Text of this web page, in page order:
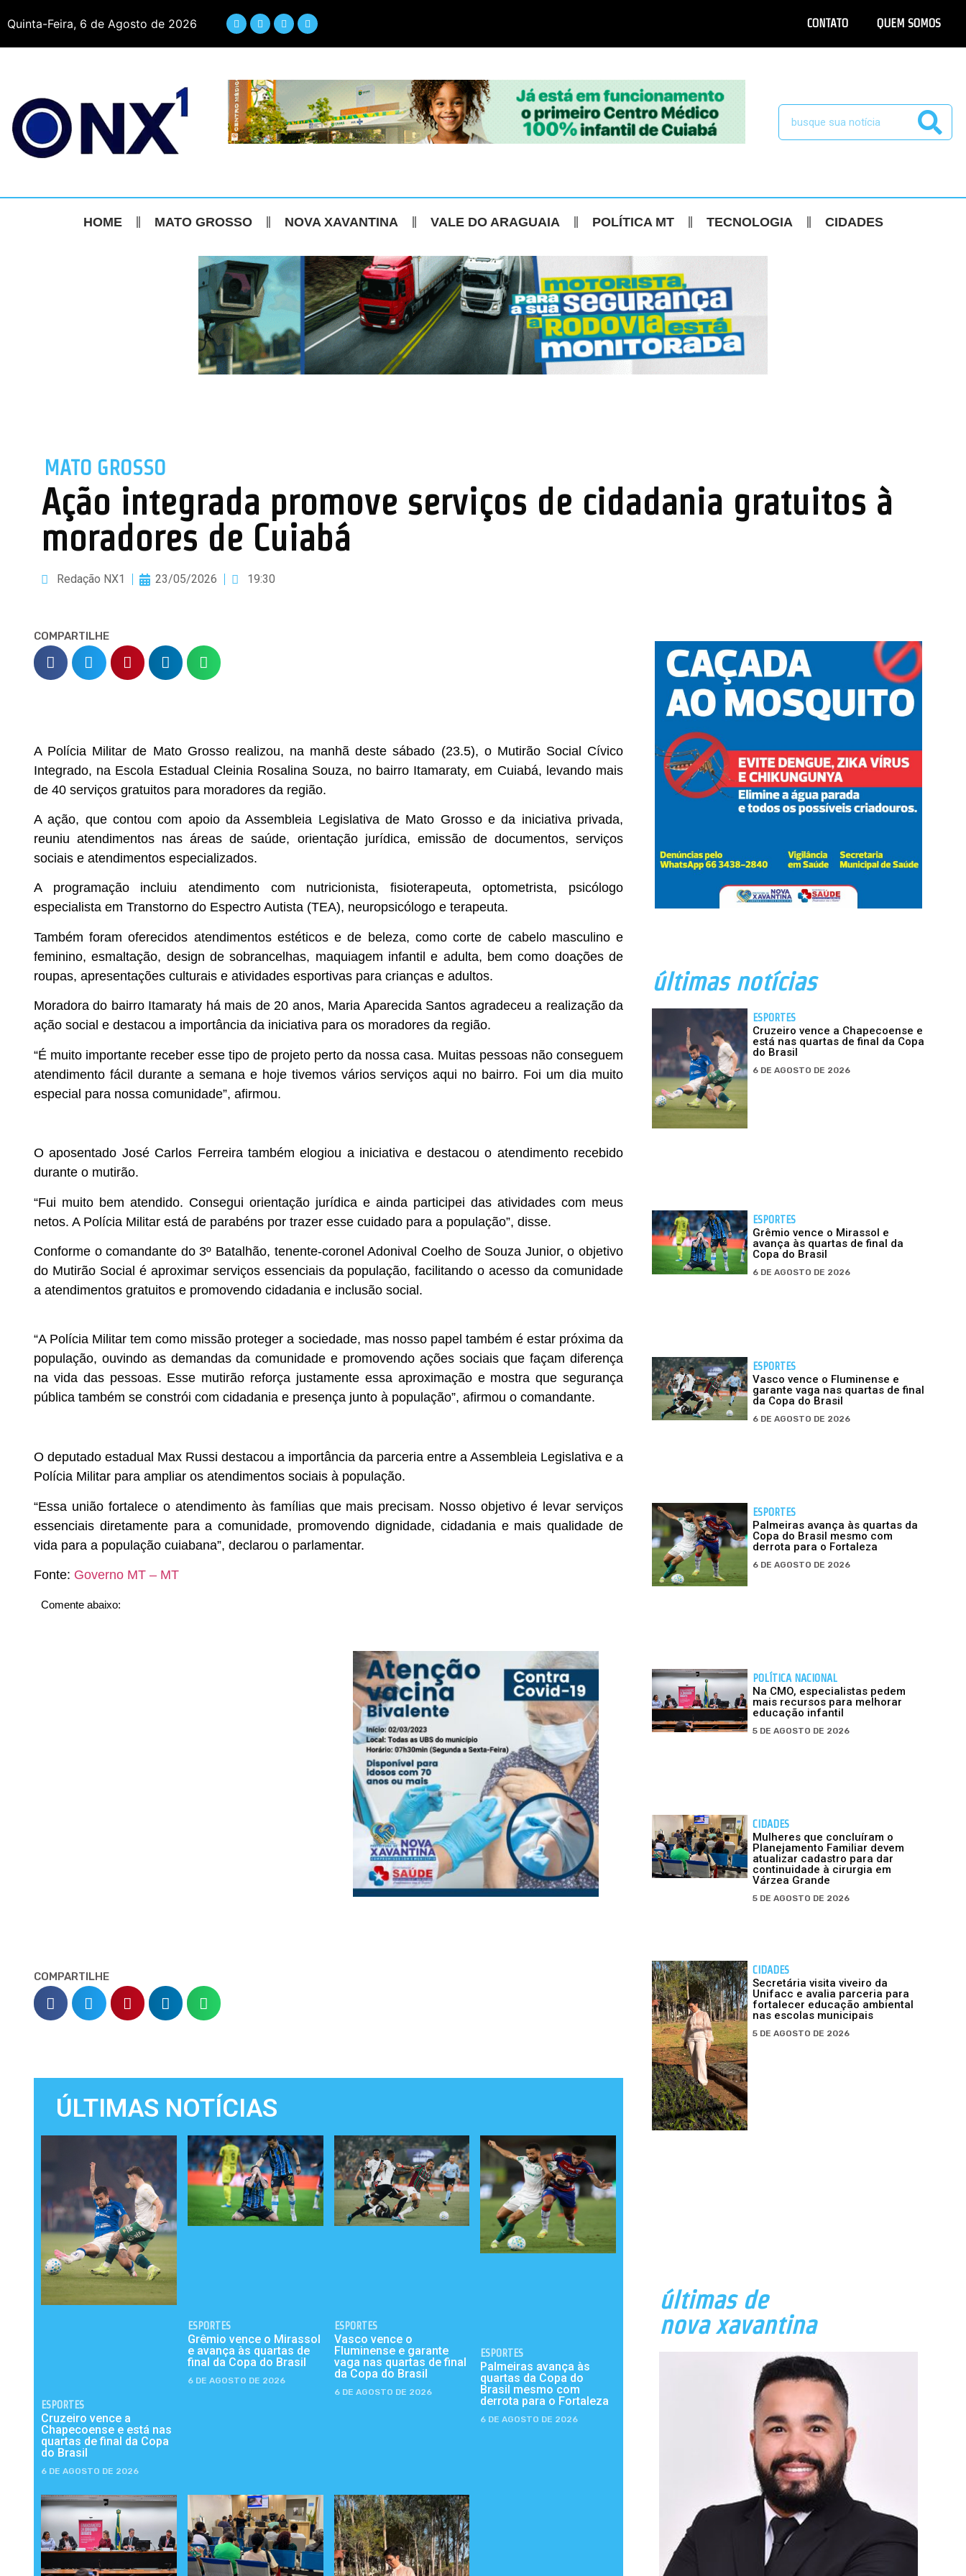
Quinta-Feira, 6 de Agosto de 2026 CONTATO QUEM SOMOS
HOME MATO GROSSO NOVA XAVANTINA VALE DO ARAGUAIA POLÍTICA MT TECNOLOGIA CIDADES
MATO GROSSO
Ação integrada promove serviços de cidadania gratuitos à
moradores de Cuiabá
Redação NX1 23/05/2026 19:30
COMPARTILHE
A Polícia Militar de Mato Grosso realizou, na manhã deste sábado (23.5), o Mutirão Social Cívico
Integrado, na Escola Estadual Cleinia Rosalina Souza, no bairro Itamaraty, em Cuiabá, levando mais
de 40 serviços gratuitos para moradores da região.
A ação, que contou com apoio da Assembleia Legislativa de Mato Grosso e da iniciativa privada,
reuniu atendimentos nas áreas de saúde, orientação jurídica, emissão de documentos, serviços
sociais e atendimentos especializados.
A programação incluiu atendimento com nutricionista, fisioterapeuta, optometrista, psicólogo
especialista em Transtorno do Espectro Autista (TEA), neuropsicólogo e terapeuta.
Também foram oferecidos atendimentos estéticos e de beleza, como corte de cabelo masculino e
feminino, esmaltação, design de sobrancelhas, maquiagem infantil e adulta, bem como doações de
roupas, apresentações culturais e atividades esportivas para crianças e adultos.
Moradora do bairro Itamaraty há mais de 20 anos, Maria Aparecida Santos agradeceu a realização da
ação social e destacou a importância da iniciativa para os moradores da região.
“É muito importante receber esse tipo de projeto perto da nossa casa. Muitas pessoas não conseguem
atendimento fácil durante a semana e hoje tivemos vários serviços aqui no bairro. Foi um dia muito
especial para nossa comunidade”, afirmou.
O aposentado José Carlos Ferreira também elogiou a iniciativa e destacou o atendimento recebido
durante o mutirão.
“Fui muito bem atendido. Consegui orientação jurídica e ainda participei das atividades com meus
netos. A Polícia Militar está de parabéns por trazer esse cuidado para a população”, disse.
Conforme o comandante do 3º Batalhão, tenente-coronel Adonival Coelho de Souza Junior, o objetivo
do Mutirão Social é aproximar serviços essenciais da população, facilitando o acesso da comunidade
a atendimentos gratuitos e promovendo cidadania e inclusão social.
“A Polícia Militar tem como missão proteger a sociedade, mas nosso papel também é estar próxima da
população, ouvindo as demandas da comunidade e promovendo ações sociais que façam diferença
na vida das pessoas. Esse mutirão reforça justamente essa aproximação e mostra que segurança
pública também se constrói com cidadania e presença junto à população”, afirmou o comandante.
O deputado estadual Max Russi destacou a importância da parceria entre a Assembleia Legislativa e a
Polícia Militar para ampliar os atendimentos sociais à população.
“Essa união fortalece o atendimento às famílias que mais precisam. Nosso objetivo é levar serviços
essenciais diretamente para a comunidade, promovendo dignidade, cidadania e mais qualidade de
vida para a população cuiabana”, declarou o parlamentar.
Fonte: Governo MT – MT
Comente abaixo:
COMPARTILHE
ÚLTIMAS NOTÍCIAS
ESPORTES
Cruzeiro vence a
Chapecoense e está nas
quartas de final da Copa
do Brasil
6 DE AGOSTO DE 2026
ESPORTES
Grêmio vence o Mirassol
e avança às quartas de
final da Copa do Brasil
6 DE AGOSTO DE 2026
ESPORTES
Vasco vence o
Fluminense e garante
vaga nas quartas de final
da Copa do Brasil
6 DE AGOSTO DE 2026
ESPORTES
Palmeiras avança às
quartas da Copa do
Brasil mesmo com
derrota para o Fortaleza
6 DE AGOSTO DE 2026
últimas notícias
ESPORTES
Cruzeiro vence a Chapecoense e
está nas quartas de final da Copa
do Brasil
6 DE AGOSTO DE 2026
ESPORTES
Grêmio vence o Mirassol e
avança às quartas de final da
Copa do Brasil
6 DE AGOSTO DE 2026
ESPORTES
Vasco vence o Fluminense e
garante vaga nas quartas de final
da Copa do Brasil
6 DE AGOSTO DE 2026
ESPORTES
Palmeiras avança às quartas da
Copa do Brasil mesmo com
derrota para o Fortaleza
6 DE AGOSTO DE 2026
POLÍTICA NACIONAL
Na CMO, especialistas pedem
mais recursos para melhorar
educação infantil
5 DE AGOSTO DE 2026
CIDADES
Mulheres que concluíram o
Planejamento Familiar devem
atualizar cadastro para dar
continuidade à cirurgia em
Várzea Grande
5 DE AGOSTO DE 2026
CIDADES
Secretária visita viveiro da
Unifacc e avalia parceria para
fortalecer educação ambiental
nas escolas municipais
5 DE AGOSTO DE 2026
últimas de
nova xavantina